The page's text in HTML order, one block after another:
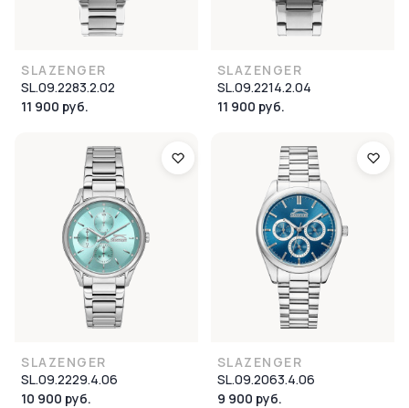
SLAZENGER
SL.09.2283.2.02
11 900 руб.
SLAZENGER
SL.09.2214.2.04
11 900 руб.
SLAZENGER
SL.09.2229.4.06
10 900 руб.
SLAZENGER
SL.09.2063.4.06
9 900 руб.